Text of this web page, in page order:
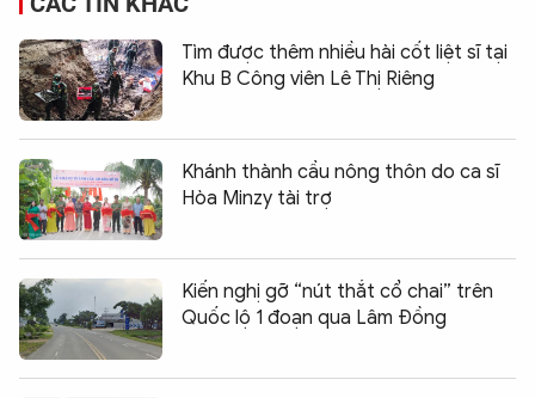
Tìm được thêm nhiều hài cốt liệt sĩ tại
Khu B Công viên Lê Thị Riêng
Khánh thành cầu nông thôn do ca sĩ
Hòa Minzy tài trợ
Kiến nghị gỡ “nút thắt cổ chai” trên
Quốc lộ 1 đoạn qua Lâm Đồng